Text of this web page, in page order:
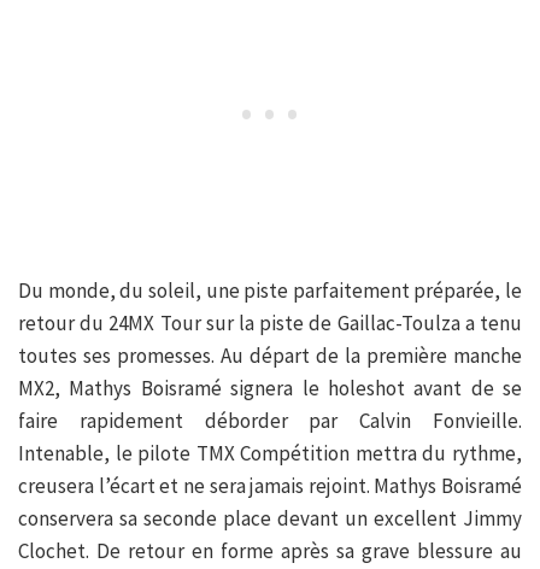
Du monde, du soleil, une piste parfaitement préparée, le
retour du 24MX Tour sur la piste de Gaillac-Toulza a tenu
toutes ses promesses. Au départ de la première manche
MX2, Mathys Boisramé signera le holeshot avant de se
faire rapidement déborder par Calvin Fonvieille.
Intenable, le pilote TMX Compétition mettra du rythme,
creusera l’écart et ne sera jamais rejoint. Mathys Boisramé
conservera sa seconde place devant un excellent Jimmy
Clochet. De retour en forme après sa grave blessure au